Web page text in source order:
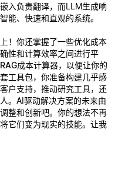
入负责翻译，而LLM生成响
、快速和直观的系统。
！你还掌握了一些优化成本
性和计算效率之间进行平
成本计算器，以便让你的
工具包，你准备构建几乎感
户支持，推动研究工具，还
。AI驱动解决方案的未来由
整和创新吧。你的想法不再
它们变为现实的技能。让我